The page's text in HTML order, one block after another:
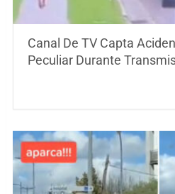
Canal De TV Capta
Peculiar Durante